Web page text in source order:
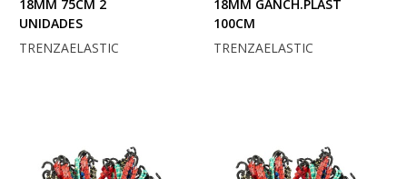
18MM 75CM 2
UNIDADES
TRENZAELASTIC
18MM GANCH.PLAST
100CM
TRENZAELASTIC